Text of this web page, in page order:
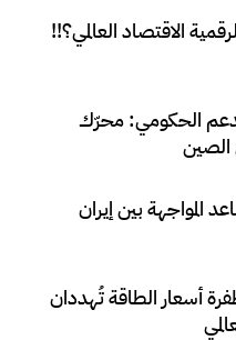
الاقتصاد العالمي؟!!
الحكومي: محرّك
الصين
المواجهة بين إيران
أسعار الطاقة تُهددان